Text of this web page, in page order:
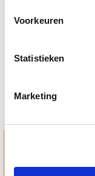
Voorkeuren
Statistieken
Marketing